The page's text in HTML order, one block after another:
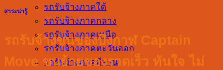
รถรับจ้างภาคใต้
รถรับจ้างภาคกลาง
รถรับจ้างภาคเหนือ
รถรับจ้างภาคตะวันออก
รถรับจ้างภาคอีสาน
สาระน่ารู้
รถรับจ้างขนของบึงกาฬ Captain
Move ขนย้ายของรวดเร็ว ทันใจ ไม่